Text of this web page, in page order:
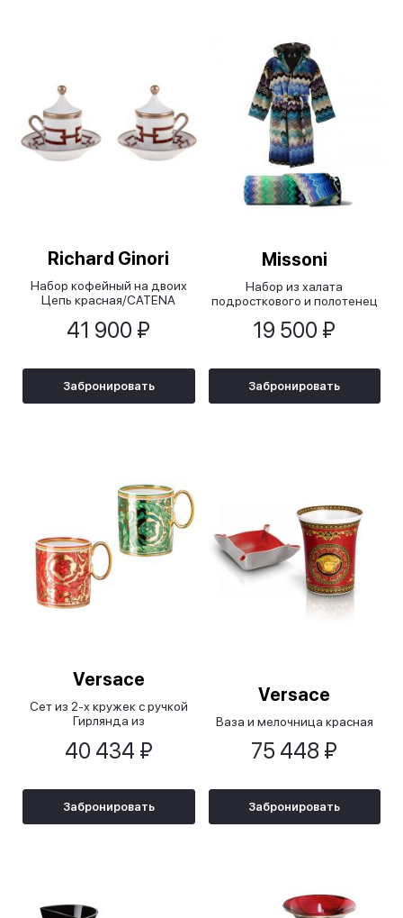
Richard Ginori
Набор кофейный на двоих
Цепь красная/CATENA
41 900 ₽
Забронировать
Missoni
Набор из халата
подросткового и полотенец
19 500 ₽
Забронировать
Versace
Сет из 2-х кружек с ручкой
Гирлянда из
40 434 ₽
Забронировать
Versace
Ваза и мелочница красная
75 448 ₽
Забронировать